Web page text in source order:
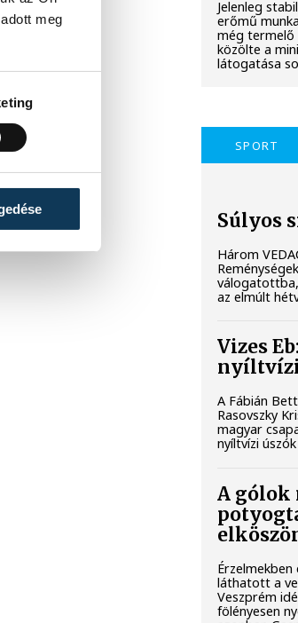
meg
Jelenleg
erőmű
még termelő
közölte a
látogatása
SPORT
Súlyos
Három
az elmúlt
Vizes
A Fábián
Rasovszky
magyar
nyíltvízi
A gólok
láthatott a
Veszprém
fölényesen